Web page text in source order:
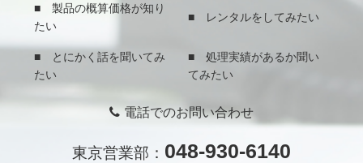
■ 製品の概算価格が知り
たい
■ レンタルをしてみたい
■ とにかく話を聞いてみ
たい
■ 処理実績があるか聞い
てみたい
電話でのお問い合わせ
東京営業部： 048-930-6140